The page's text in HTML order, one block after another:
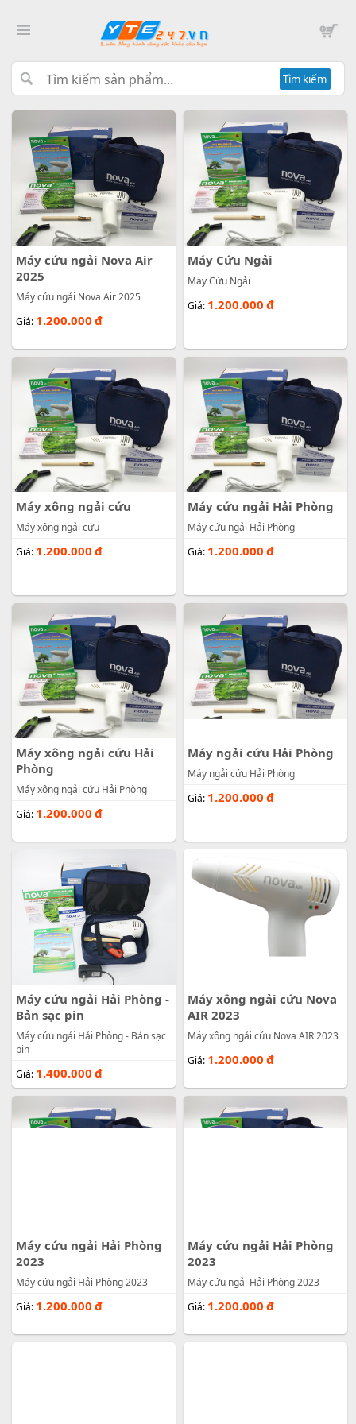
Tìm kiếm
Máy cứu ngải Nova Air
2025
Máy cứu ngải Nova Air 2025
Giá: 1.200.000 đ
Máy Cứu Ngải
Máy Cứu Ngải
Giá: 1.200.000 đ
Máy xông ngải cứu
Máy xông ngải cứu
Giá: 1.200.000 đ
Máy cứu ngải Hải Phòng
Máy cứu ngải Hải Phòng
Giá: 1.200.000 đ
Máy xông ngải cứu Hải
Phòng
Máy xông ngải cứu Hải Phòng
Giá: 1.200.000 đ
Máy ngải cứu Hải Phòng
Máy ngải cứu Hải Phòng
Giá: 1.200.000 đ
Máy cứu ngải Hải Phòng -
Bản sạc pin
Máy cứu ngải Hải Phòng - Bản sạc
pin
Giá: 1.400.000 đ
Máy xông ngải cứu Nova
AIR 2023
Máy xông ngải cứu Nova AIR 2023
Giá: 1.200.000 đ
Máy cứu ngải Hải Phòng
2023
Máy cứu ngải Hải Phòng 2023
Giá: 1.200.000 đ
Máy cứu ngải Hải Phòng
2023
Máy cứu ngải Hải Phòng 2023
Giá: 1.200.000 đ